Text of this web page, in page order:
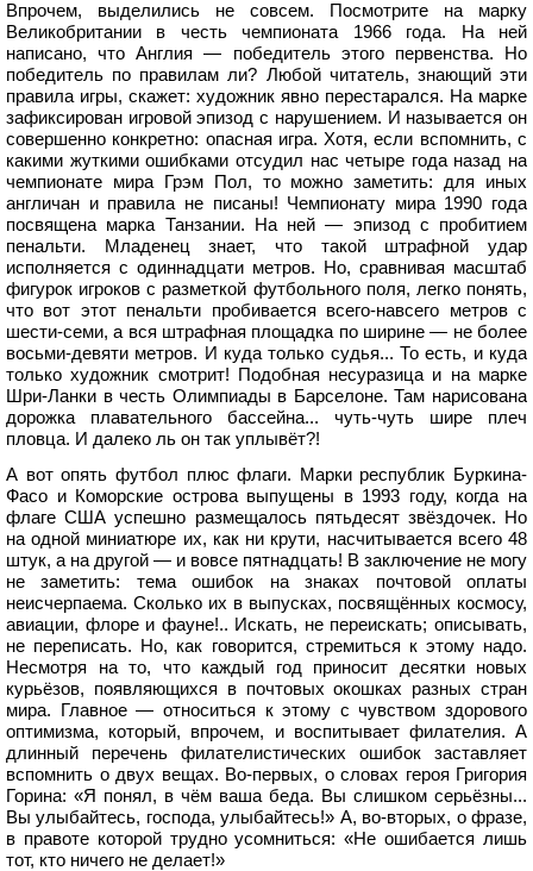
Впрочем, выделились не совсем. Посмотрите на марку
Великобритании в честь чемпионата 1966 года. На ней
написано, что Англия — победитель этого первенства. Но
победитель по правилам ли? Любой читатель, знающий эти
правила игры, скажет: художник явно перестарался. На марке
зафиксирован игровой эпизод с нарушением. И называется он
совершенно конкретно: опасная игра. Хотя, если вспомнить, с
какими жуткими ошибками отсудил нас четыре года назад на
чемпионате мира Грэм Пол, то можно заметить: для иных
англичан и правила не писаны! Чемпионату мира 1990 года
посвящена марка Танзании. На ней — эпизод с пробитием
пенальти. Младенец знает, что такой штрафной удар
исполняется с одиннадцати метров. Но, сравнивая масштаб
фигурок игроков с разметкой футбольного поля, легко понять,
что вот этот пенальти пробивается всего-навсего метров с
шести-семи, а вся штрафная площадка по ширине — не более
восьми-девяти метров. И куда только судья... То есть, и куда
только художник смотрит! Подобная несуразица и на марке
Шри-Ланки в честь Олимпиады в Барселоне. Там нарисована
дорожка плавательного бассейна... чуть-чуть шире плеч
пловца. И далеко ль он так уплывёт?!
А вот опять футбол плюс флаги. Марки республик Буркина-
Фасо и Коморские острова выпущены в 1993 году, когда на
флаге США успешно размещалось пятьдесят звёздочек. Но
на одной миниатюре их, как ни крути, насчитывается всего 48
штук, а на другой — и вовсе пятнадцать! В заключение не могу
не заметить: тема ошибок на знаках почтовой оплаты
неисчерпаема. Сколько их в выпусках, посвящённых космосу,
авиации, флоре и фауне!.. Искать, не переискать; описывать,
не переписать. Но, как говорится, стремиться к этому надо.
Несмотря на то, что каждый год приносит десятки новых
курьёзов, появляющихся в почтовых окошках разных стран
мира. Главное — относиться к этому с чувством здорового
оптимизма, который, впрочем, и воспитывает филателия. А
длинный перечень филателистических ошибок заставляет
вспомнить о двух вещах. Во-первых, о словах героя Григория
Горина: «Я понял, в чём ваша беда. Вы слишком серьёзны...
Вы улыбайтесь, господа, улыбайтесь!» А, во-вторых, о фразе,
в правоте которой трудно усомниться: «Не ошибается лишь
тот, кто ничего не делает!»